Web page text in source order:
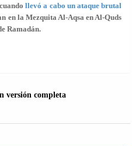
llevó a cabo un ataque brutal
en la Mezquita Al-Aqsa en Al-Quds
Ramadán.
versión completa